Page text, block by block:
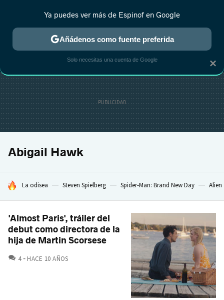
ESTRENOS REALITY ANIME RANKINGS CINE
Abigail Hawk
HOY SE HABLA DE
La odisea Steven Spielberg Spider-Man: Brand New Day Alien
'Almost Paris', tráiler del
debut como directora de la
hija de Martin Scorsese
4 COMENTARIOS
HACE 10 AÑOS
×
Ya puedes ver más de Espinof en Google
Añádenos como fuente preferida
Solo necesitas una cuenta de Google